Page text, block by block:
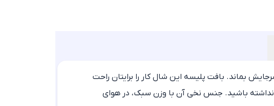
بماند. بافت پلیسه این شال کار را برایتان راحت
نداشته باشید. جنس نخی آن با وزن سبک، در هوای